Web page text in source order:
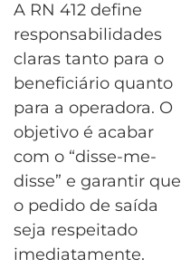
A RN 412 define
responsabilidades
claras tanto para o
beneficiário quanto
para a operadora. O
objetivo é acabar
com o “disse-me-
disse” e garantir que
o pedido de saída
seja respeitado
imediatamente.